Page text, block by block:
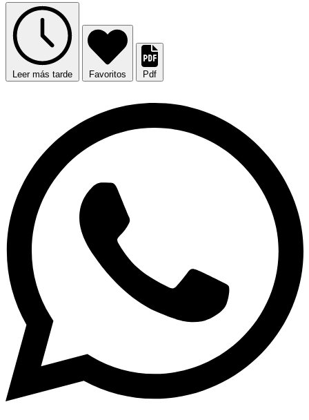
Leer más tarde Favoritos Pdf